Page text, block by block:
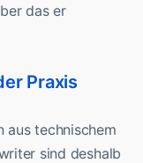
das er
Praxis
aus technischem
sind deshalb